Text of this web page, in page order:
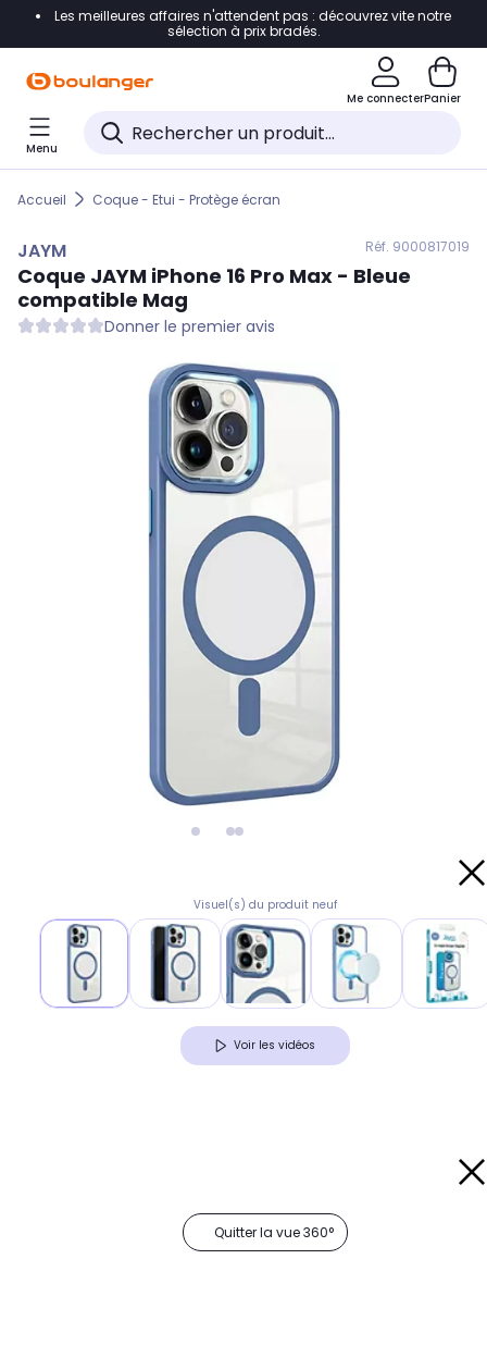
Accéder directement à la navigation
Accéder directement au pied de page
Accéder directement au chatbot
Les meilleures affaires n'attendent pas : découvrez vite notre
sélection à prix bradés.
Me connecterPanier
Menu
Accueil Coque - Etui - Protège écran
JAYM Réf. 9000817019
Coque JAYM iPhone 16 Pro Max - Bleue
compatible Mag
Donner le premier avis
Visuel(s) du produit neuf
Voir les vidéos
Quitter la vue 360°